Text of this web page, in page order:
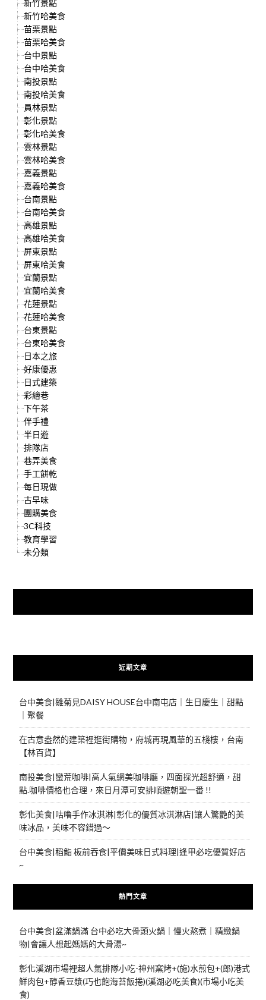
新竹景點
新竹哈美食
苗栗景點
苗栗哈美食
台中景點
台中哈美食
南投景點
南投哈美食
員林景點
彰化景點
彰化哈美食
雲林景點
雲林哈美食
嘉義景點
嘉義哈美食
台南景點
台南哈美食
高雄景點
高雄哈美食
屏東景點
屏東哈美食
宜蘭景點
宜蘭哈美食
花蓮景點
花蓮哈美食
台東景點
台東哈美食
日本之旅
好康優惠
日式建築
彩繪巷
下午茶
伴手禮
半日遊
排隊店
巷弄美食
手工餅乾
每日現做
古早味
團購美食
3C科技
教育學習
未分類
近期文章
台中美食|雛菊見DAISY HOUSE台中南屯店｜生日慶生｜甜點
｜聚餐
在古意盎然的建築裡逛街購物，府城再現風華的五棧樓，台南
【林百貨】
南投美食|蠻荒咖啡|高人氣網美咖啡廳，四面採光超舒適，甜
點.咖啡價格也合理，來日月潭可安排順遊朝聖一番 !!
彰化美食|咕嚕手作冰淇淋|彰化的優質冰淇淋店|讓人驚艷的美
味冰品，美味不容錯過～
台中美食|稻鮨 板前吞食|平價美味日式料理|逢甲必吃優質好店
~
熱門文章
台中美食|盆滿鍋滿 台中必吃大骨頭火鍋｜慢火熬煮｜精緻鍋
物|會讓人想起媽媽的大骨湯~
彰化溪湖市場裡超人氣排隊小吃-神州窯烤+(施)水煎包+(郎)港式
鮮肉包+醇香豆漿(巧也飽海苔飯捲)(溪湖必吃美食)(市場小吃美
食)